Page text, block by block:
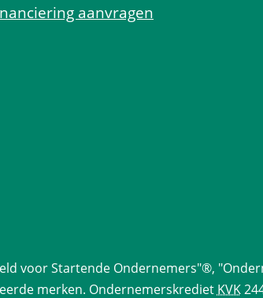
aanvragen
voor Startende Ondernemers"®,
merken. Ondernemerskrediet KVK